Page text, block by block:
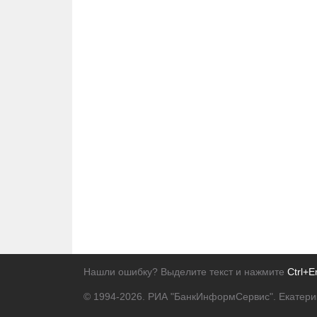
Нашли ошибку? Выделите текст и нажмите
© 1994-2026. РИА "БанкИнформСервис".